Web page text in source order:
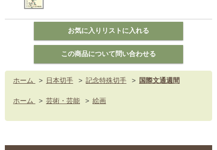
ホーム > 日本切手 > 記念特殊切手 > 国際文通週間
ホーム > 芸術・芸能 > 絵画